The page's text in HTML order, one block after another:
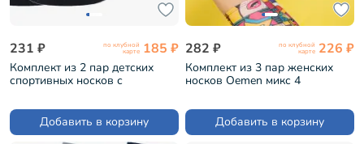
231 ₽ по клубной
карте 185 ₽
Комплект из 2 пар детских
спортивных носков с
ЧЕРНО-МАЛИНОВЫЕ (2-SPD-
12)
Добавить в корзину
282 ₽ по клубной
карте 226 ₽
Комплект из 3 пар женских
носков Oemen микс 4
Добавить в корзину